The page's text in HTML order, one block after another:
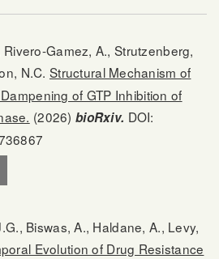
Gamez, A., Strutzenberg,
N.C. Structural Mechanism of
of GTP Inhibition of
(2026) bioRxiv. DOI:
Biswas, A., Haldane, A., Levy,
Evolution of Drug Resistance